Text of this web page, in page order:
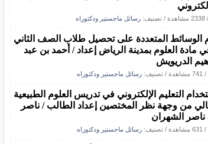
/ 2338 مشاهدة / تصنيف: رسائل ماجستير ودكتوراه
الوسائط المتعددة على تحصيل طلاب الصف الثاني
مادة العلوم بمدينة الرياض إعداد / أحمد بن عبد
الدريويش
/ 741 مشاهدة / تصنيف: رسائل ماجستير ودكتوراه
التعليم الإلكتروني في تدريس العلوم الطبيعية
من وجهة نظر المختصين إعداد الطالب / ناصر
ناصر الشهران
/ 631 مشاهدة / تصنيف: رسائل ماجستير ودكتوراه